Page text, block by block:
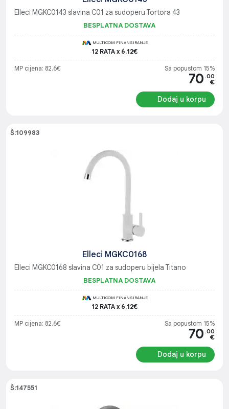
Elleci MGKC0143 slavina C01 za sudoperu Tortora 43
BESPLATNA DOSTAVA
MULTICOM FINANSIRANJE
12 RATA x 6.12€
MP cijena: 82.6€ Sa popustom 15%
70 .00
€
Dodaj u korpu
Š:109983
Elleci MGKC0168
Elleci MGKC0168 slavina C01 za sudoperu bijela Titano
BESPLATNA DOSTAVA
MULTICOM FINANSIRANJE
12 RATA x 6.12€
MP cijena: 82.6€ Sa popustom 15%
70 .00
€
Dodaj u korpu
Š:147551